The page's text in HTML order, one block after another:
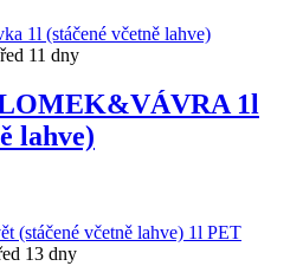
11 dny
1l
lahve)
13 dny